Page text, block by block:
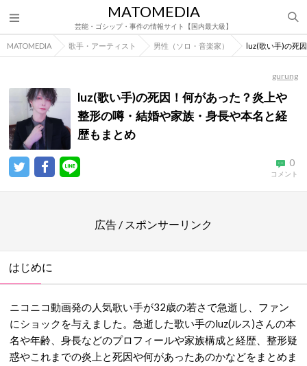
MATOMEDIA
芸能・ゴシップ・事件の情報サイト【国内最大級】
MATOMEDIA 歌手・アーティスト 男性（ソロ・音楽家） luz(歌い手)の死
gurung
luz(歌い手)の死因！何があった？炎上や
整形の噂・結婚や家族・身長や本名と経
歴もまとめ
0
コメント
広告 / スポンサーリンク
はじめに
ニコニコ動画発の人気歌い手が32歳の若さで急逝し、ファン
にショックを与えました。急逝した歌い手のluz(ルス)さんの本
名や年齢、身長などのプロフィールや家族構成と経歴、整形疑
惑やこれまでの炎上と死因や何があったあのかなどをまとめま